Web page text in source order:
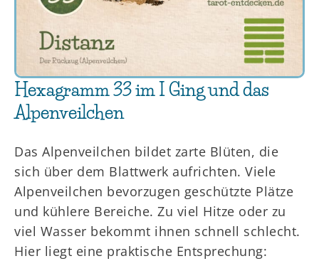
Hexagramm 33 im I Ging und das
Alpenveilchen
Das Alpenveilchen bildet zarte Blüten, die
sich über dem Blattwerk aufrichten. Viele
Alpenveilchen bevorzugen geschützte Plätze
und kühlere Bereiche. Zu viel Hitze oder zu
viel Wasser bekommt ihnen schnell schlecht.
Hier liegt eine praktische Entsprechung: